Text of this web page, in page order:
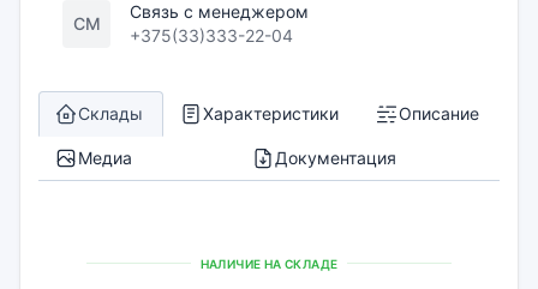
СМ
Связь с менеджером
+375(33)333-22-04
Склады Характеристики Описание
Медиа Документация
НАЛИЧИЕ НА СКЛАДЕ